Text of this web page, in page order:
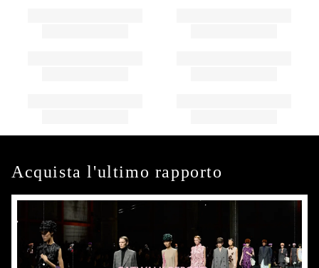
Acquista l'ultimo rapporto